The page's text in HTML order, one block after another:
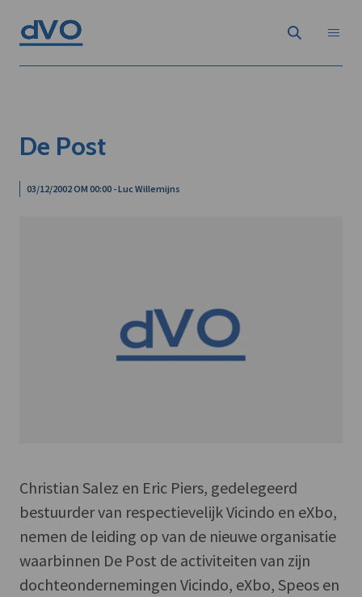
De Post
03/12/2002 OM 00:00 - Luc Willemijns
Christian Salez en Eric Piers, gedelegeerd
bestuurder van respectievelijk Vicindo en eXbo,
nemen de leiding op van de nieuwe organisatie
waarbinnen De Post de activiteiten van zijn
dochteondernemingen Vicindo, eXbo, Speos en